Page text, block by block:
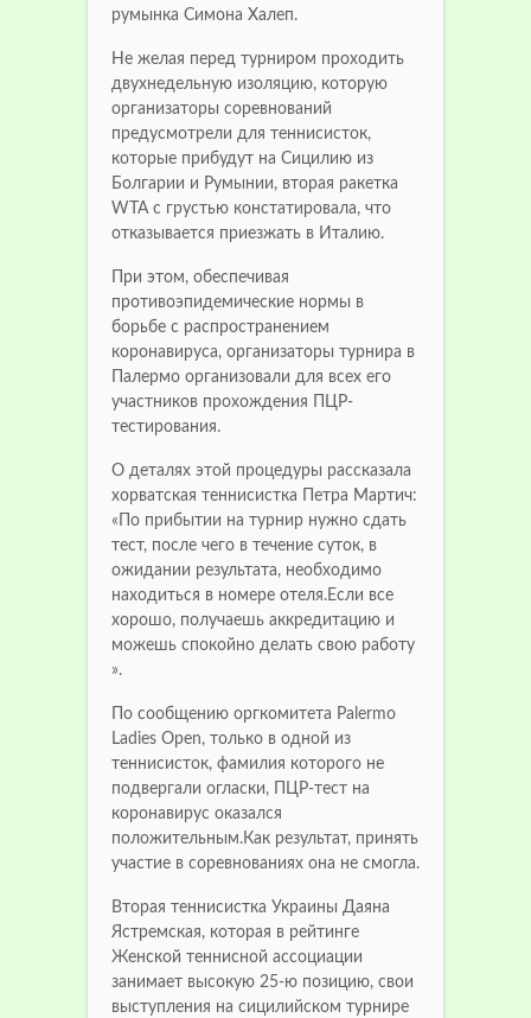
румынка Симона Халеп.
Не желая перед турниром проходить
двухнедельную изоляцию, которую
организаторы соревнований
предусмотрели для теннисисток,
которые прибудут на Сицилию из
Болгарии и Румынии, вторая ракетка
WTA с грустью констатировала, что
отказывается приезжать в Италию.
При этом, обеспечивая
противоэпидемические нормы в
борьбе с распространением
коронавируса, организаторы турнира в
Палермо организовали для всех его
участников прохождения ПЦР-
тестирования.
О деталях этой процедуры рассказала
хорватская теннисистка Петра Мартич:
«По прибытии на турнир нужно сдать
тест, после чего в течение суток, в
ожидании результата, необходимо
находиться в номере отеля.Если все
хорошо, получаешь аккредитацию и
можешь спокойно делать свою работу
».
По сообщению оргкомитета Palermo
Ladies Open, только в одной из
теннисисток, фамилия которого не
подвергали огласки, ПЦР-тест на
коронавирус оказался
положительным.Как результат, принять
участие в соревнованиях она не смогла.
Вторая теннисистка Украины Даяна
Ястремская, которая в рейтинге
Женской теннисной ассоциации
занимает высокую 25-ю позицию, свои
выступления на сицилийском турнире